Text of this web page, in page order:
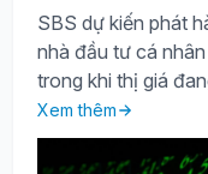
SBS dự kiến phát
nhà đầu tư cá
trong khi thị giá
Xem thêm